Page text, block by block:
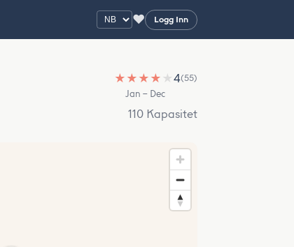
♥ Logg Inn
★ ★ ★ ★ ★4(55)
Jan – Dec
110 Kapasitet